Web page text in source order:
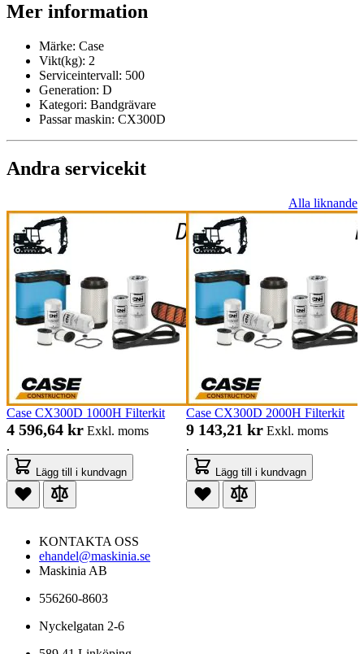
Mer information
Märke: Case
Vikt(kg): 2
Serviceintervall: 500
Generation: D
Kategori: Bandgrävare
Passar maskin: CX300D
Andra servicekit
Alla liknande
Case CX300D 1000H Filterkit
4 596,64 kr Exkl. moms
.
Lägg till i kundvagn
Case CX300D 2000H Filterkit
9 143,21 kr Exkl. moms
.
Lägg till i kundvagn
KONTAKTA OSS
ehandel@maskinia.se
Maskinia AB
556260-8603
Nyckelgatan 2-6